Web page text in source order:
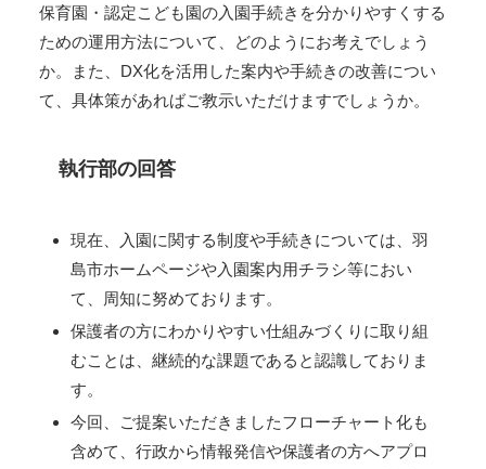
保育園・認定こども園の入園手続きを分かりやすくする
ための運用方法について、どのようにお考えでしょう
か。また、DX化を活用した案内や手続きの改善につい
て、具体策があればご教示いただけますでしょうか。
執行部の回答
現在、入園に関する制度や手続きについては、羽
島市ホームページや入園案内用チラシ等におい
て、周知に努めております。
保護者の方にわかりやすい仕組みづくりに取り組
むことは、継続的な課題であると認識しておりま
す。
今回、ご提案いただきましたフローチャート化も
含めて、行政から情報発信や保護者の方へアプロ